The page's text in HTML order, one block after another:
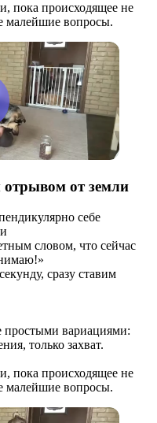
пока происходящее не
малейшие вопросы.
от земли
себе
словом, что сейчас
сразу ставим
простыми вариациями:
только захват.
пока происходящее не
малейшие вопросы.